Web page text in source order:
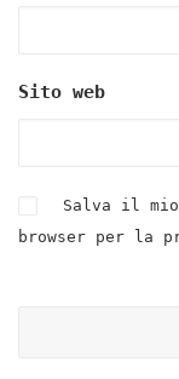
Sito web
Salva il
browser per la